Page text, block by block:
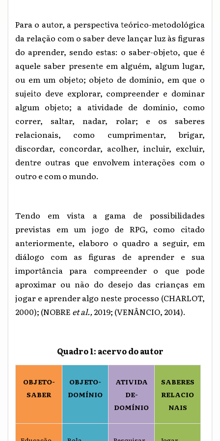
Para o autor, a perspectiva teórico-metodológica
da relação com o saber deve lançar luz às figuras
do aprender, sendo estas: o saber-objeto, que é
aquele saber presente em alguém, algum lugar,
ou em um objeto; objeto de domínio, em que o
sujeito deve explorar, compreender e dominar
algum objeto; a atividade de domínio, como
correr, saltar, nadar, rolar; e os saberes
relacionais, como cumprimentar, brigar,
discordar, concordar, acolher, incluir, excluir,
dentre outras que envolvem interações com o
outro e com o mundo.
Tendo em vista a gama de possibilidades
previstas em um jogo de RPG, como citado
anteriormente, elaboro o quadro a seguir, em
diálogo com as figuras de aprender e sua
importância para compreender o que pode
aproximar ou não do desejo das crianças em
jogar e aprender algo neste processo (CHARLOT,
2000); (NOBRE et al., 2019; (VENÂNCIO, 2014).
Quadro 1: acervo do autor
OBJETO-
SABER
OBJETO-
DOMÍNIO
ATIVIDA
DE-
DOMÍNIO
SABERES
RELACIO
NAIS